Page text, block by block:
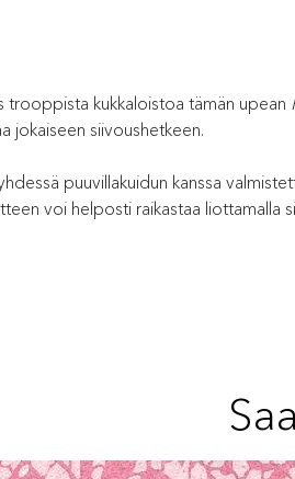
trooppista kukkaloistoa tämän upean
jokaiseen siivoushetkeen.
puuvillakuidun kanssa
voi helposti raikastaa liottamalla